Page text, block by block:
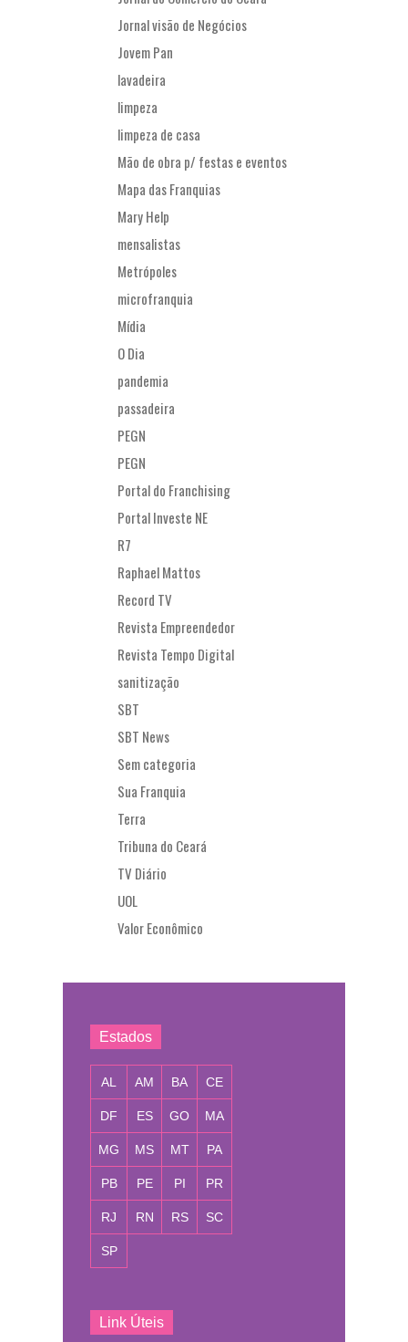
Jornal visão de Negócios
Jovem Pan
lavadeira
limpeza
limpeza de casa
Mão de obra p/ festas e eventos
Mapa das Franquias
Mary Help
mensalistas
Metrópoles
microfranquia
Mídia
O Dia
pandemia
passadeira
PEGN
PEGN
Portal do Franchising
Portal Investe NE
R7
Raphael Mattos
Record TV
Revista Empreendedor
Revista Tempo Digital
sanitização
SBT
SBT News
Sem categoria
Sua Franquia
Terra
Tribuna do Ceará
TV Diário
UOL
Valor Econômico
Estados
AL AM BA CE
DF ES GO MA
MG MS MT PA
PB PE PI PR
RJ RN RS SC
SP
Link Úteis